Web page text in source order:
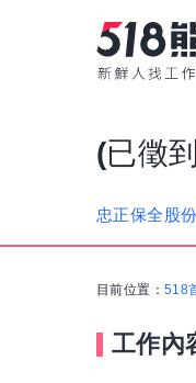
(已徵
忠正保全股
目前位置： 518
工作內